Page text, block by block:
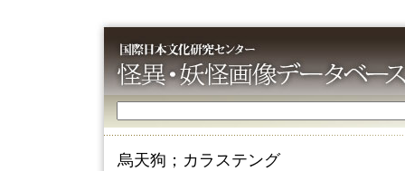
烏天狗；カラステング